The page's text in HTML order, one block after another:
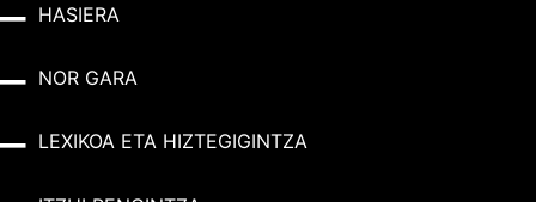
HASIERA
NOR GARA
LEXIKOA ETA HIZTEGIGINTZA